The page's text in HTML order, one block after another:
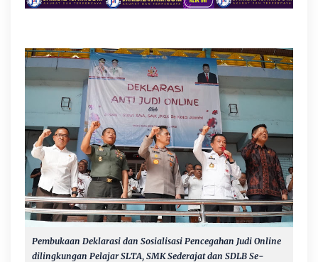
Pembukaan Deklarasi dan Sosialisasi Pencegahan Judi Online
dilingkungan Pelajar SLTA, SMK Sederajat dan SDLB Se-